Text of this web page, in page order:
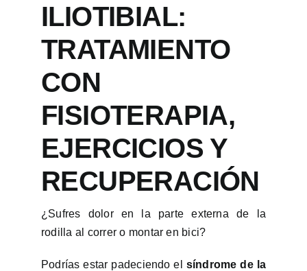
ILIOTIBIAL:
TRATAMIENTO
CON
FISIOTERAPIA,
EJERCICIOS Y
RECUPERACIÓN
¿Sufres dolor en la parte externa de la
rodilla al correr o montar en bici?
Podrías estar padeciendo el síndrome de la